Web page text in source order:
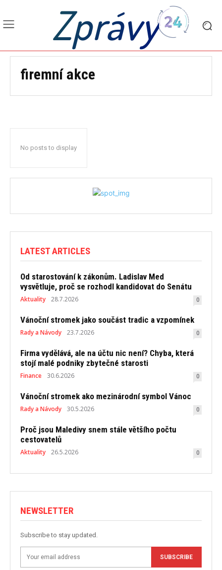
Zprávy
firemní akce
No posts to display
LATEST ARTICLES
Od starostování k zákonům. Ladislav Med
vysvětluje, proč se rozhodl kandidovat do Senátu
Aktuality 28.7.2026 0
Vánoční stromek jako součást tradic a vzpomínek
Rady a Návody 23.7.2026 0
Firma vydělává, ale na účtu nic není? Chyba, která
stojí malé podniky zbytečné starosti
Finance 30.6.2026 0
Vánoční stromek ako mezinárodní symbol Vánoc
Rady a Návody 30.5.2026 0
Proč jsou Maledivy snem stále většího počtu
cestovatelů
Aktuality 26.5.2026 0
NEWSLETTER
Subscribe to stay updated.
SUBSCRIBE